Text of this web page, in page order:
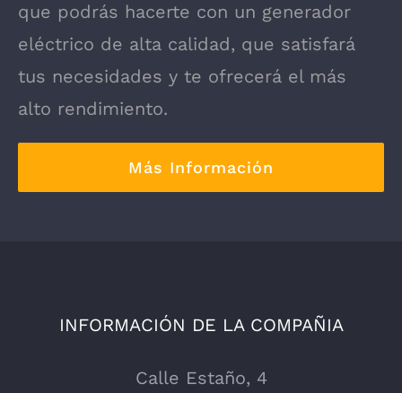
que podrás hacerte con un generador
eléctrico de alta calidad, que satisfará
tus necesidades y te ofrecerá el más
alto rendimiento.
Más Información
INFORMACIÓN DE LA COMPAÑIA
Calle Estaño, 4